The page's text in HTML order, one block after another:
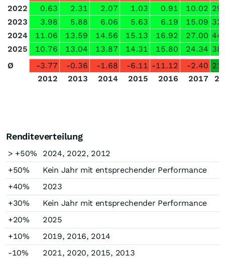
2022
0.63 2.31 2.07 1.03 0.91 10.02
2023
3.98 5.88 6.06 5.63 6.19 15.09
2024
11.06 13.59 14.56 15.13 16.92 27.00
2025
10.76 13.04 13.87 14.31 15.80 24.34
Ø
-3.77 -0.36 -1.68 -6.11 -11.12 -2.40
2012
2013 2014 2015 2016 2017
Renditeverteilung
> +50%
2024, 2022, 2012
+50%
Kein Jahr mit entsprechender Performance
+40%
2023
+30%
Kein Jahr mit entsprechender Performance
+20%
2025
+10%
2019, 2016, 2014
-10%
2021, 2020, 2015, 2013